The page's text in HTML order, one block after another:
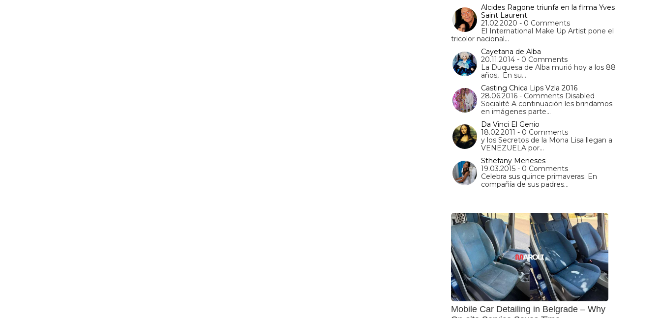
Alcides Ragone triunfa en la firma Yves
Saint Laurent.
21.02.2020 - 0 Comments
El International Make Up Artist pone el
tricolor nacional…
Cayetana de Alba
20.11.2014 - 0 Comments
La Duquesa de Alba murió hoy a los 88
años, En su…
Casting Chica Lips Vzla 2016
28.06.2016 - Comments Disabled
Socialitè A continuación les brindamos
en imágenes parte…
Da Vinci El Genio
18.02.2011 - 0 Comments
y los Secretos de la Mona Lisa llegan a
VENEZUELA por…
Sthefany Meneses
19.03.2015 - 0 Comments
Celebra sus quince primaveras. En
compañía de sus padres…
Mobile Car Detailing in Belgrade – Why